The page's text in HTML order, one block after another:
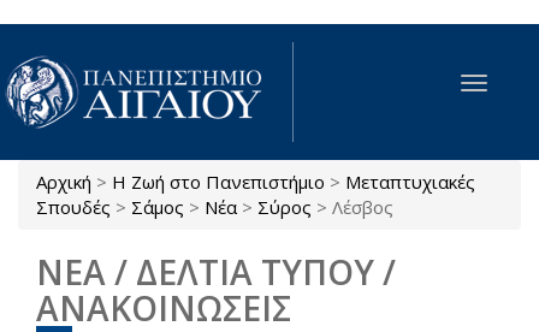
Παράκαμψη προς το κυρίως περιεχόμενο
Toggle
Είστε εδώ
Αρχική > Η Ζωή στο Πανεπιστήμιο > Μεταπτυχιακές
Σπουδές > Σάμος > Νέα > Σύρος > Λέσβος
ΝΕΑ / ΔΕΛΤΙΑ ΤΥΠΟΥ /
ΑΝΑΚΟΙΝΩΣΕΙΣ